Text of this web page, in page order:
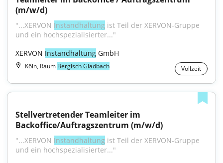
(m/w/d)
"...XERVON Instandhaltung ist Teil der XERVON-Gruppe
und ein hochspezialisierter..."
XERVON Instandhaltung GmbH
Köln, Raum Bergisch Gladbach Vollzeit
Stellvertretender Teamleiter im
Backoffice/Auftragszentrum (m/w/d)
"...XERVON Instandhaltung ist Teil der XERVON-Gruppe
und ein hochspezialisierter..."